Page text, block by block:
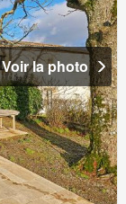
Voir la photo